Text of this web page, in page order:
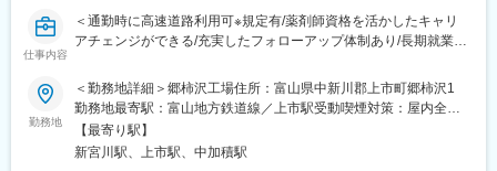
■富山工場について：
当社は、1930年に富山市で配置薬販売業を始めたことがルーツ、
ル剤・顆粒剤などさまざまな剤形の製造を行っています。
変更の範囲：会社の定める業務
・製造設備の操作方法
・品質管理や衛生管理のルールなどを段階的に習得いただきま
す。
「医薬品業界は未経験」という方も安心してご応募ください。
■将来的なキャリア
まずは製造オペレーターとして経験を積んでいただきます。
仕事内容
＜通勤時に高速道路利用可※規定有/薬剤師資格を活かしたキャリ
アチェンジができる/充実したフォローアップ体制あり/長期就業し
■業務内容：ご経験、適性等に合わせてお一人毎に個別に職種を検
討させて頂きます
・製剤開発部（研究スタッフ）：主に後発医薬品の研究開発
・品質保証部（事務スタッフ）：医薬品の品質保証業務、薬事対
勤務地
＜勤務地詳細＞郷柿沢工場住所：富山県中新川郡上市町郷柿沢1
勤務地最寄駅：富山地方鉄道線／上市駅受動喫煙対策：屋内全面
禁煙
【最寄り駅】
新宮川駅、上市駅、中加積駅